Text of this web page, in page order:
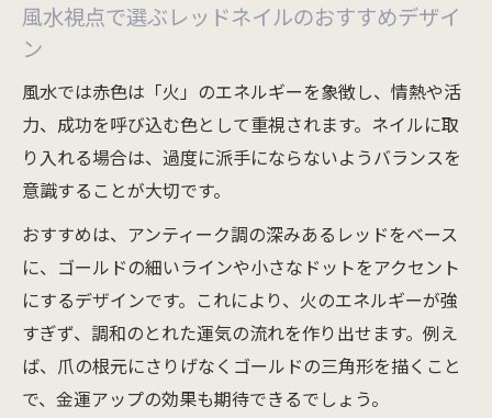
風水視点で選ぶレッドネイルのおすすめデザイ
ン
風水では赤色は「火」のエネルギーを象徴し、情熱や活
力、成功を呼び込む色として重視されます。ネイルに取
り入れる場合は、過度に派手にならないようバランスを
意識することが大切です。
おすすめは、アンティーク調の深みあるレッドをベース
に、ゴールドの細いラインや小さなドットをアクセント
にするデザインです。これにより、火のエネルギーが強
すぎず、調和のとれた運気の流れを作り出せます。例え
ば、爪の根元にさりげなくゴールドの三角形を描くこと
で、金運アップの効果も期待できるでしょう。